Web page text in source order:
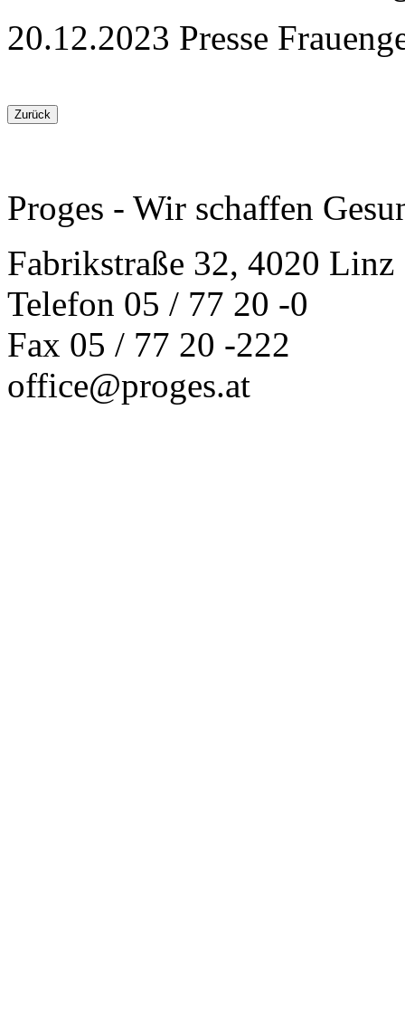
20.12.2023 Presse
Zurück
Proges - Wir schaffen
Fabrikstraße 32, 4020 Linz
Telefon 05 / 77 20 -0
Fax 05 / 77 20 -222
office@proges.at